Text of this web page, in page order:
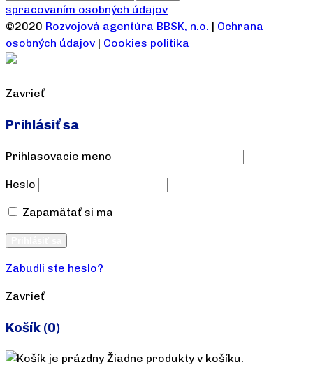
spracovaním osobných údajov
©2020 Rozvojová agentúra BBSK, n.o. | Ochrana
osobných údajov | Cookies politika
Zavrieť
Prihlásiť sa
Prihlasovacie meno
Heslo
Zapamätať si ma
Zabudli ste heslo?
Zavrieť
Košík (0)
Žiadne produkty v košíku.